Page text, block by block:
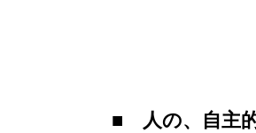
■ 人の、自主